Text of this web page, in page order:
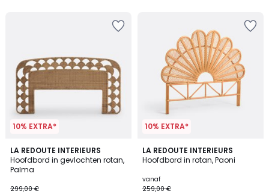
10% EXTRA*
LA REDOUTE INTERIEURS
Hoofdbord in gevlochten rotan,
Palma
299,00 €
4,4
/ 5
10% EXTRA*
LA REDOUTE INTERIEURS
Hoofdbord in rotan, Paoni
vanaf
259,00 €
4,8
/ 5